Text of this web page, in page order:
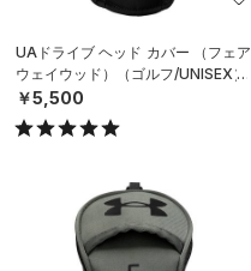
UAドライブ ヘッド カバー （フェア
ウェイウッド）（ゴルフ/UNISEX）
￥5,500